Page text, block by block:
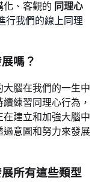
化、客觀的 同理心
行我們的線上同理
嗎？
腦在我們的一生中
練習同理心行為，
建立和加強大腦中
過意圖和努力來發展
所有這些類型